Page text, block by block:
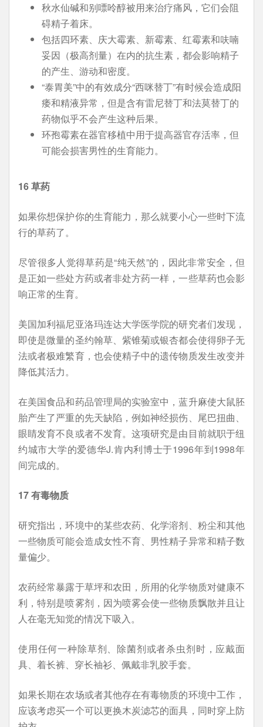
秋水仙碱和别嘌呤醇被用来治疗痛风，它们会阻
碍精子着床。
包括四环素、庆大霉素、新霉素、红霉素和呋喃
妥因（极高剂量）在内的抗生素，都会影响精子
的产生、游动和密度。
“泰胃美”中的有效成分“西咪替丁”有时候会造成阳
痿和精液异常，但是含有雷尼替丁和法莫替丁的
药物似乎不会产生这种后果。
环孢霉素在器官移植中用于提高器官存活率，但
可能会损害男性的生育能力。
16 草药
如果你想保护你的生育能力，那么就要小心一些时下流
行的草药了。
尽管很多人觉得草药是“纯天然”的，因此非常安全，但
是正如一些处方药或者非处方药一样，一些草药也会影
响正常的生育。
美国加利福尼亚洛玛连达大学医学院的研究者们发现，
即使是微量的圣约翰草、紫锥菊或银杏都会使得卵子无
法或者极难繁育，也会使精子中的遗传物质发生改变并
降低其活力。
在美国食品和药品管理局的实验室中，蓝升麻使大鼠胚
胎产生了严重的先天缺陷，例如神经损伤、尾巴扭曲、
眼睛发育不良或者不发育。这项研究是由目前就职于纽
约城市大学的爱德华J.肯内利博士于1996年到1998年
间完成的。
17 有毒物质
研究指出，环境中的某些农药、化学溶剂、粉尘和其他
一些物质可能会造成女性不育、男性精子异常和精子数
量偏少。
农药经常暴露于草坪和农田，所用的化学物质对健康不
利，特别是喷雾剂，因为喷雾会使一些物质飘散并且让
人在毫无知觉的情况下吸入。
使用任何一种除草剂、除菌剂或者杀虫剂时，应戴面
具、着长裤、穿长袖衫、佩戴非乳胶手套。
如果长期在农场或者其他存在有毒物质的环境中工作，
应该考虑买一个可以更换木炭滤芯的面具，同时穿上防